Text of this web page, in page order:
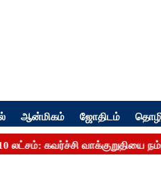
ஆன்மிகம் ஜோதிடம்